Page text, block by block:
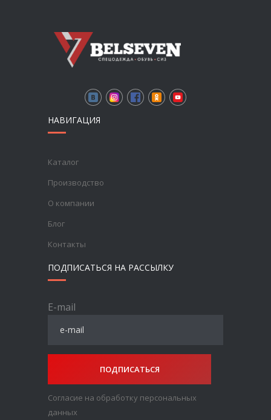
НАВИГАЦИЯ
Каталог
Производство
О компании
Блог
Контакты
ПОДПИСАТЬСЯ НА РАССЫЛКУ
E-mail
ПОДПИСАТЬСЯ
Согласие на обработку персональных
данных